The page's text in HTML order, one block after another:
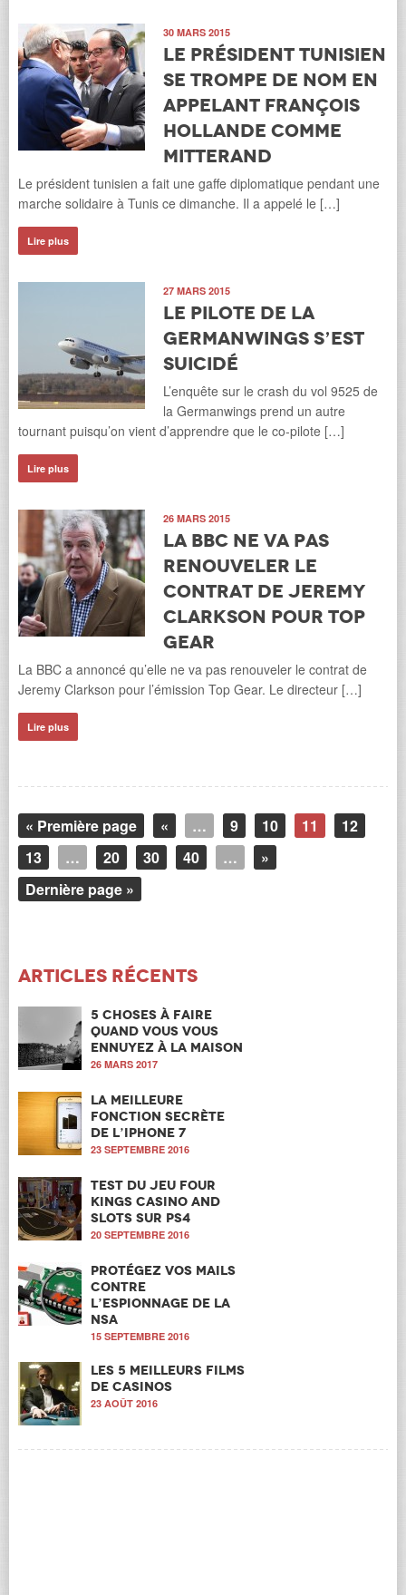
30 MARS 2015
Le président tunisien
se trompe de nom en
appelant François
Hollande comme
Mitterand
Le président tunisien a fait une gaffe diplomatique pendant une
marche solidaire à Tunis ce dimanche. Il a appelé le […]
Lire plus
27 MARS 2015
Le pilote de la
Germanwings s’est
suicidé
L’enquête sur le crash du vol 9525 de
la Germanwings prend un autre
tournant puisqu’on vient d’apprendre que le co-pilote […]
Lire plus
26 MARS 2015
La BBC ne va pas
renouveler le
contrat de Jeremy
Clarkson pour Top
Gear
La BBC a annoncé qu’elle ne va pas renouveler le contrat de
Jeremy Clarkson pour l’émission Top Gear. Le directeur […]
Lire plus
« Première page « … 9 10 11
12
13
… 20 30 40 …
»
Dernière page »
Articles récents
5 choses à faire
quand vous vous
ennuyez à la maison
26 MARS 2017
La meilleure
fonction secrète
de l’iPhone 7
23 SEPTEMBRE 2016
Test du jeu Four
Kings Casino and
Slots sur PS4
20 SEPTEMBRE 2016
Protégez vos mails
contre
l’espionnage de la
NSA
15 SEPTEMBRE 2016
Les 5 meilleurs films
de casinos
23 AOÛT 2016